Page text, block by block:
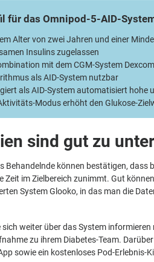
für das Omnipod-5-AID-
Alter von zwei Jahren und einer
Insulins zugelassen
mit dem CGM-System
als AID-System nutzbar
als AID-System automatisiert hohe
Modus erhöht den Glukose-
sind gut zu
Behandelnde können bestätigen, dass
Zeit im Zielbereich zunimmt. Gut
System Glooko, in das man die
sich weiter über das System
zu ihrem Diabetes-Team.
sowie ein kostenloses Pod-Erlebnis-